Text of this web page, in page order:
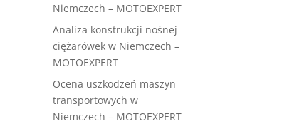
Niemczech – MOTOEXPERT
Analiza konstrukcji nośnej
ciężarówek w Niemczech –
MOTOEXPERT
Ocena uszkodzeń maszyn
transportowych w
Niemczech – MOTOEXPERT